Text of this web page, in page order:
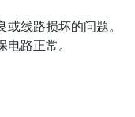
线路损坏的问题。
路正常。